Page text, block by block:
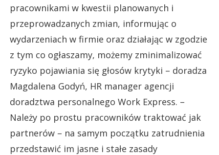
pracownikami w kwestii planowanych i
przeprowadzanych zmian, informując o
wydarzeniach w firmie oraz działając w zgodzie
z tym co ogłaszamy, możemy zminimalizować
ryzyko pojawiania się głosów krytyki – doradza
Magdalena Godyń, HR manager agencji
doradztwa personalnego Work Express. –
Należy po prostu pracowników traktować jak
partnerów – na samym początku zatrudnienia
przedstawić im jasne i stałe zasady